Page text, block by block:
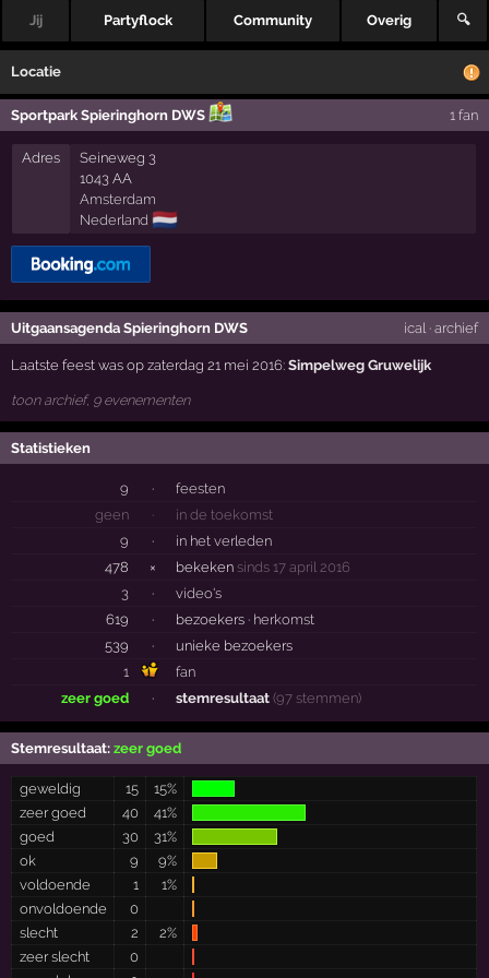
Jij Partyflock Community Overig 🔍
Locatie
Sportpark Spieringhorn DWS 1 fan
Adres
Seineweg 3
1043 AA
Amsterdam
Nederland 🇳🇱
Uitgaansagenda Spieringhorn DWS ical · archief
Laatste feest was op zaterdag 21 mei 2016:Simpelweg Gruwelijk
toon archief, 9 evenementen
Statistieken
9 ·
feesten
geen
·
in de toekomst
9
·
in het verleden
478
× bekeken sinds 17 april 2016
3
·
video's
619
· bezoekers · herkomst
539
·
unieke bezoekers
1
fan
zeer goed
· stemresultaat (97 stemmen)
Stemresultaat:zeer goed
geweldig 15
15%
zeer goed
40
41%
goed
30
31%
ok
9
9%
voldoende
1
1%
onvoldoende
0
slecht
2
2%
zeer slecht
0